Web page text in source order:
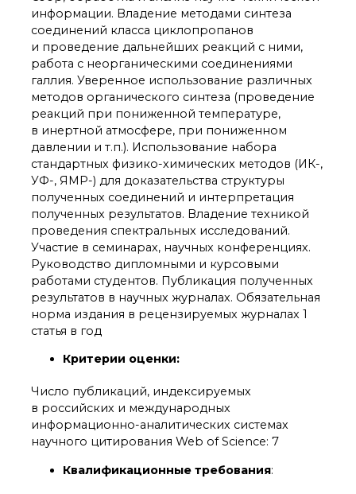
Аддитивные
технологии
Электронная
микроскопия
Награды сотрудников
ИОХ РАН
Мероприятия
Конференции
Журналы
Национальные
проекты России
Разработки
Крупный научный
проект
по приоритетным
направлениям НТР РФ
Аспирантура
Защита диссертаций
Набор студентов
о типовых нарушениях
Новости института
информации. Владение методами синтеза
соединений класса циклопропанов
и проведение дальнейших реакций с ними,
работа с неорганическими соединениями
галлия. Уверенное использование различных
методов органического синтеза (проведение
реакций при пониженной температуре,
в инертной атмосфере, при пониженном
давлении и т.п.). Использование набора
стандартных физико-химических методов (ИК-,
УФ-, ЯМР-) для доказательства структуры
полученных соединений и интерпретация
полученных результатов. Владение техникой
проведения спектральных исследований.
Участие в семинарах, научных конференциях.
Руководство дипломными и курсовыми
работами студентов. Публикация полученных
результатов в научных журналах. Обязательная
норма издания в рецензируемых журналах 1
статья в год
Критерии оценки:
Число публикаций, индексируемых
в российских и международных
информационно-аналитических системах
научного цитирования Web of Science: 7
Квалификационные требования: